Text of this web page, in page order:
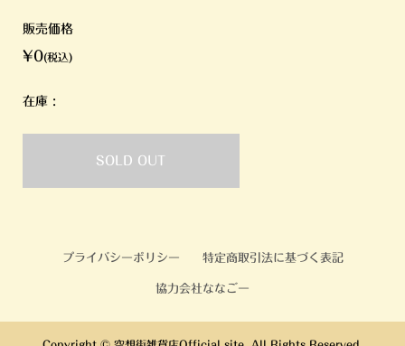
販売価格
¥0(税込)
在庫 :
SOLD OUT
プライバシーポリシー 特定商取引法に基づく表記
協力会社ななごー